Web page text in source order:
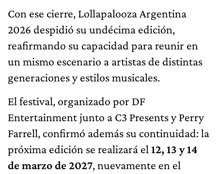
Con ese cierre, Lollapalooza Argentina
2026 despidió su undécima edición,
reafirmando su capacidad para reunir en
un mismo escenario a artistas de distintas
generaciones y estilos musicales.
El festival, organizado por DF
Entertainment junto a C3 Presents y Perry
Farrell, confirmó además su continuidad: la
próxima edición se realizará el12, 13 y 14
de marzo de 2027, nuevamente en el